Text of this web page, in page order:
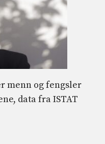
menn og fengsler
data fra ISTAT